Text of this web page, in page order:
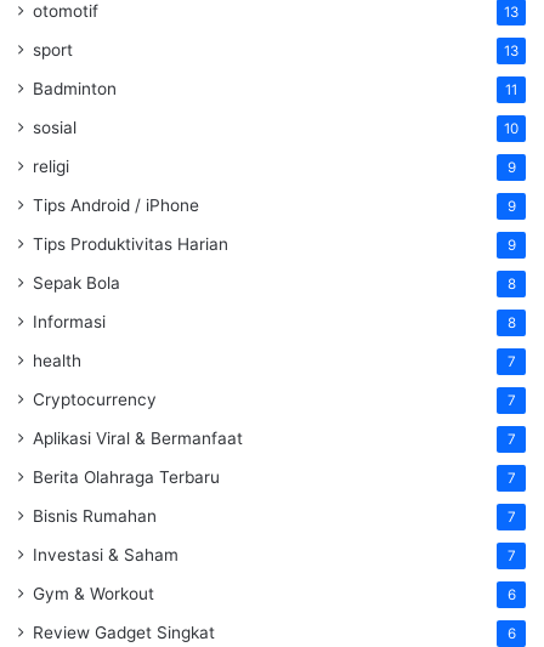
otomotif 13
sport 13
Badminton 11
sosial 10
religi 9
Tips Android / iPhone 9
Tips Produktivitas Harian 9
Sepak Bola 8
Informasi 8
health 7
Cryptocurrency 7
Aplikasi Viral & Bermanfaat 7
Berita Olahraga Terbaru 7
Bisnis Rumahan 7
Investasi & Saham 7
Gym & Workout 6
Review Gadget Singkat 6